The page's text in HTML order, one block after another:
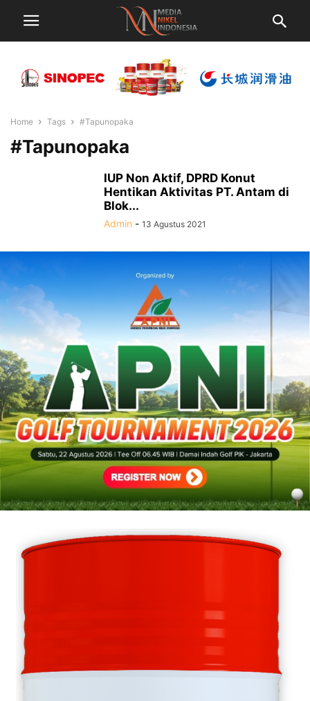
Home Tags #Tapunopaka
#Tapunopaka
IUP Non Aktif, DPRD Konut
Hentikan Aktivitas PT. Antam di
Blok...
Admin - 13 Agustus 2021